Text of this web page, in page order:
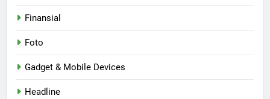
Finansial
Foto
Gadget & Mobile Devices
Headline